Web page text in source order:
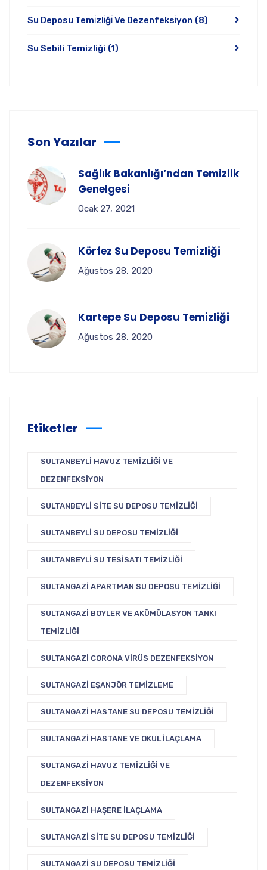
Su Deposu Temi̇zli̇ği̇ Ve Dezenfeksi̇yon (8)
Su Sebili Temizliği (1)
Son Yazılar
Sağlık Bakanlığı’ndan Temizlik
Genelgesi
Ocak 27, 2021
Körfez Su Deposu Temizliği
Ağustos 28, 2020
Kartepe Su Deposu Temizliği
Ağustos 28, 2020
Etiketler
SULTANBEYLI HAVUZ TEMIZLIĞI VE
DEZENFEKSIYON
SULTANBEYLI SITE SU DEPOSU TEMIZLIĞI
SULTANBEYLI SU DEPOSU TEMIZLIĞI
SULTANBEYLI SU TESISATI TEMIZLIĞI
SULTANGAZI APARTMAN SU DEPOSU TEMIZLIĞI
SULTANGAZI BOYLER VE AKÜMÜLASYON TANKI
TEMIZLIĞI
SULTANGAZI CORONA VIRÜS DEZENFEKSIYON
SULTANGAZI EŞANJÖR TEMIZLEME
SULTANGAZI HASTANE SU DEPOSU TEMIZLIĞI
SULTANGAZI HASTANE VE OKUL İLAÇLAMA
SULTANGAZI HAVUZ TEMIZLIĞI VE
DEZENFEKSIYON
SULTANGAZI HAŞERE İLAÇLAMA
SULTANGAZI SITE SU DEPOSU TEMIZLIĞI
SULTANGAZI SU DEPOSU TEMIZLIĞI